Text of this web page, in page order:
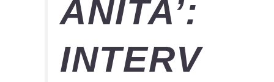
ANITA’:
INTERV